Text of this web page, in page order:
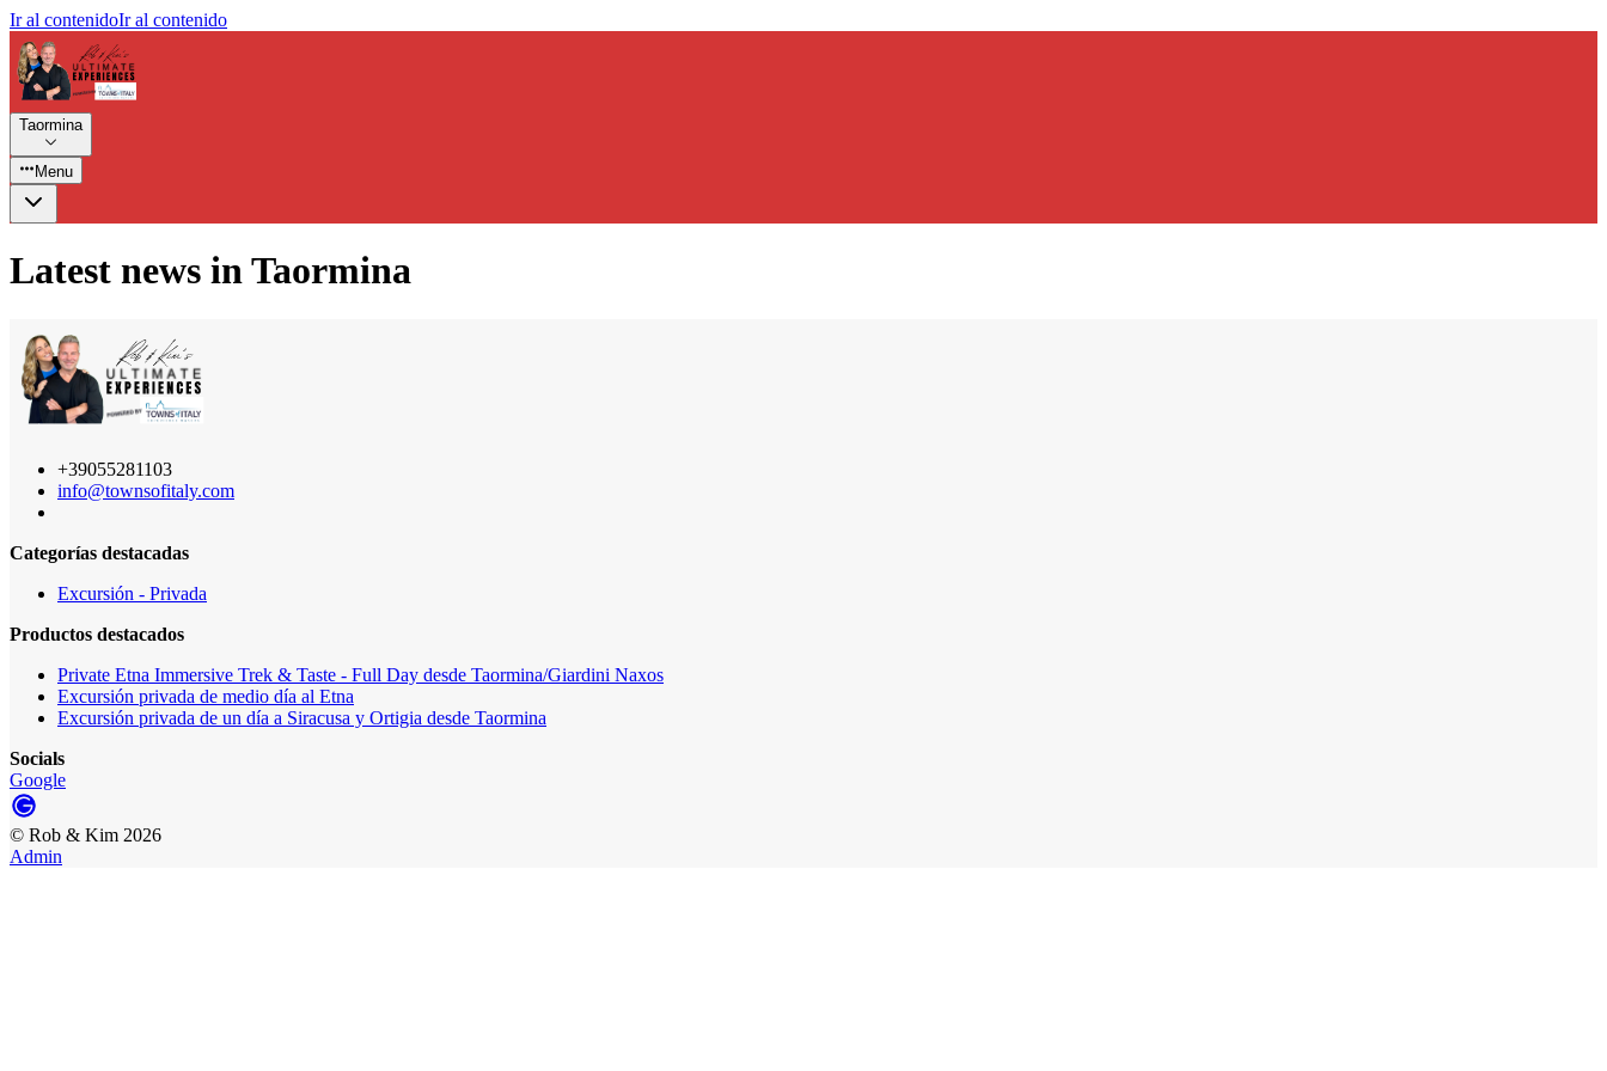
Ir al contenidoIr al contenido
Taormina
Menu
Latest news in Taormina
+39055281103
info@townsofitaly.com
Categorías destacadas
Excursión - Privada
Productos destacados
Private Etna Immersive Trek & Taste - Full Day desde Taormina/Giardini Naxos
Excursión privada de medio día al Etna
Excursión privada de un día a Siracusa y Ortigia desde Taormina
Socials
Google
© Rob & Kim 2026
Admin